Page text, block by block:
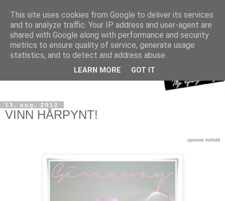
13. aug. 2012
VINN HÅRPYNT!
sponset innhold
This site uses cookies from Google to deliver its services
and to analyze traffic. Your IP address and user-agent are
shared with Google along with performance and security
metrics to ensure quality of service, generate usage
statistics, and to detect and address abuse.
LEARN MORE GOT IT